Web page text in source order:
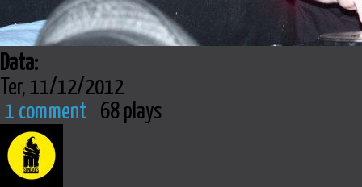
Data:
Ter, 11/12/2012
1 comment
68 plays